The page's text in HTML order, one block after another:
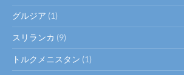
グルジア (1)
スリランカ (9)
トルクメニスタン (1)